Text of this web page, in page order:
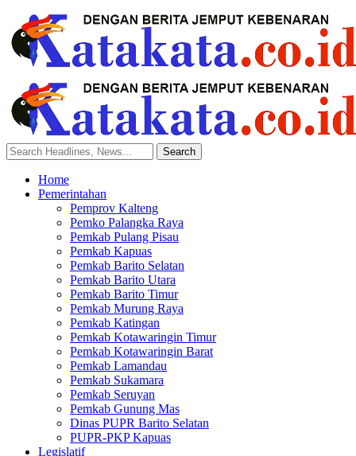
Home
Pemerintahan
Pemprov Kalteng
Pemko Palangka Raya
Pemkab Pulang Pisau
Pemkab Kapuas
Pemkab Barito Selatan
Pemkab Barito Utara
Pemkab Barito Timur
Pemkab Murung Raya
Pemkab Katingan
Pemkab Kotawaringin Timur
Pemkab Kotawaringin Barat
Pemkab Lamandau
Pemkab Sukamara
Pemkab Seruyan
Pemkab Gunung Mas
Dinas PUPR Barito Selatan
PUPR-PKP Kapuas
Legislatif